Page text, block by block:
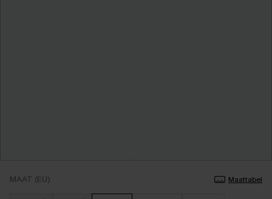
MAAT (EU) Maattabel